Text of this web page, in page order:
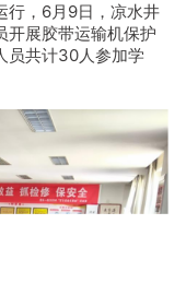
行，6月9日，凉水井
开展胶带运输机保护
员共计30人参加学